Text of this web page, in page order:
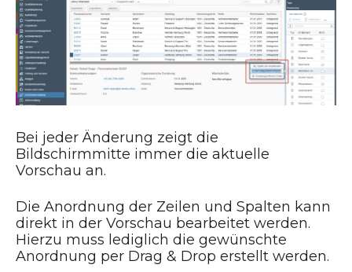
Bei jeder Änderung zeigt die
Bildschirmmitte immer die aktuelle
Vorschau an.
Die Anordnung der Zeilen und Spalten kann
direkt in der Vorschau bearbeitet werden.
Hierzu muss lediglich die gewünschte
Anordnung per Drag & Drop erstellt werden.